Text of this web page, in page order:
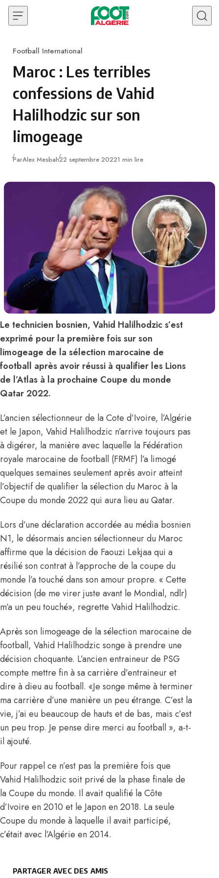
Skip to content
Category
Football International
Maroc : Les terribles
confessions de Vahid
Halilhodzic sur son
limogeage
ParAlex MesbahPublié
22 septembre 20221 min lire
Le technicien bosnien, Vahid Halilhodzic s’est
exprimé pour la première fois sur son
limogeage de la sélection marocaine de
football après avoir réussi à qualifier les Lions
de l’Atlas à la prochaine Coupe du monde
Qatar 2022.
L’ancien sélectionneur de la Cote d’Ivoire, l’Algérie
et le Japon, Vahid Halilhodzic n’arrive toujours pas
à digérer, la manière avec laquelle la Fédération
royale marocaine de football (FRMF) l’a limogé
quelques semaines seulement après avoir atteint
l’objectif de qualifier la sélection du Maroc à la
Coupe du monde 2022 qui aura lieu au Qatar.
Lors d’une déclaration accordée au média bosnien
N1, le désormais ancien sélectionneur du Maroc
affirme que la décision de Faouzi Lekjaa qui a
résilié son contrat à l’approche de la coupe du
monde l’a touché dans son amour propre. « Cette
décision (de me virer juste avant le Mondial, ndlr)
m’a un peu touché», regrette Vahid Halilhodzic.
Après son limogeage de la sélection marocaine de
football, Vahid Halilhodzic songe à prendre une
décision choquante. L’ancien entraineur de PSG
compte mettre fin à sa carrière d’entraineur et
dire à dieu au football. «Je songe même à terminer
ma carrière d’une manière un peu étrange. C’est la
vie, j’ai eu beaucoup de hauts et de bas, mais c’est
un peu trop. Je pense dire merci au football », a-t-
il ajouté.
Pour rappel ce n’est pas la première fois que
Vahid Halilhodzic soit privé de la phase finale de
la Coupe du monde. Il avait qualifié la Côte
d’Ivoire en 2010 et le Japon en 2018. La seule
Coupe du monde à laquelle il avait participé,
c’était avec l’Algérie en 2014.
PARTAGER AVEC DES AMIS